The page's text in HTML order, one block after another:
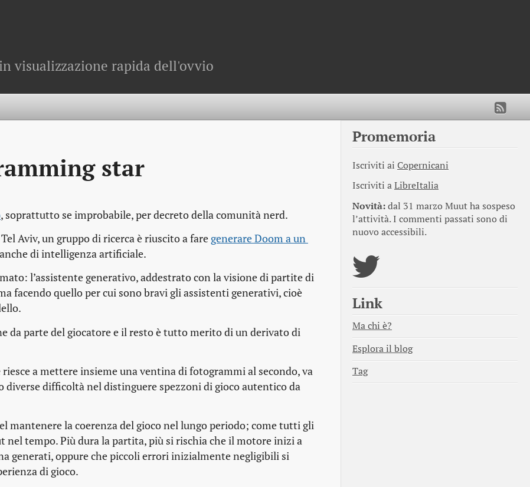
visualizzazione rapida dell'ovvio
star
, soprattutto se improbabile, per decreto della comunità nerd.
Aviv, un gruppo di ricerca è riuscito a fare generare Doom a un
di intelligenza artificiale.
l’assistente generativo, addestrato con la visione di partite di
facendo quello per cui sono bravi gli assistenti generativi, cioè
da parte del giocatore e il resto è tutto merito di un derivato di
a mettere insieme una ventina di fotogrammi al secondo, va
difficoltà nel distinguere spezzoni di gioco autentico da
mantenere la coerenza del gioco nel lungo periodo; come tutti gli
nel tempo. Più dura la partita, più si rischia che il motore inizi a
generati, oppure che piccoli errori inizialmente negligibili si
di gioco.
Promemoria
Iscriviti ai Copernicani
Iscriviti aLibreItalia
Novità:dal 31 marzo Muut ha sospeso
l’attività. I commenti passati sono di
nuovo accessibili.
Link
Ma chi è?
Esplora il blog
Tag